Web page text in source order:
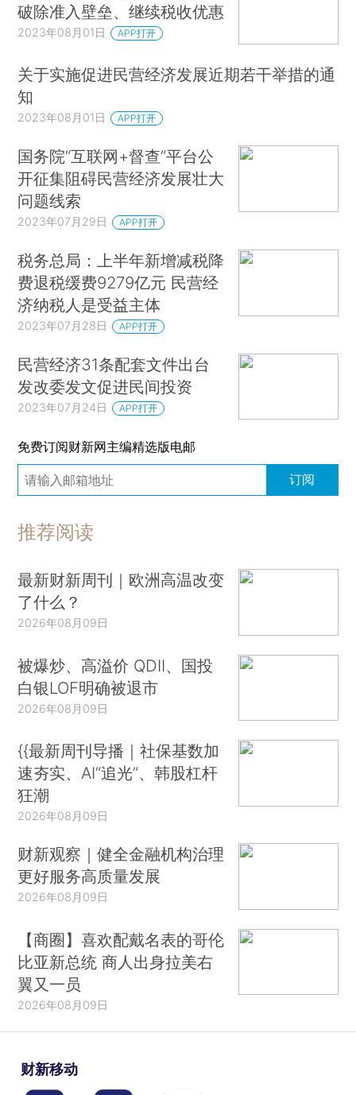
破除准入壁垒、继续税收优惠
2023年08月01日 APP打开
关于实施促进民营经济发展近期若干举措的通
知
2023年08月01日 APP打开
国务院“互联网+督查”平台公
开征集阻碍民营经济发展壮大
问题线索
2023年07月29日 APP打开
税务总局：上半年新增减税降
费退税缓费9279亿元 民营经
济纳税人是受益主体
2023年07月28日 APP打开
民营经济31条配套文件出台
发改委发文促进民间投资
2023年07月24日 APP打开
免费订阅财新网主编精选版电邮
订阅
推荐阅读
最新财新周刊｜欧洲高温改变
了什么？
2026年08月09日
被爆炒、高溢价 QDII、国投
白银LOF明确被退市
2026年08月09日
{{最新周刊导播｜社保基数加
速夯实、AI“追光”、韩股杠杆
狂潮
2026年08月09日
财新观察｜健全金融机构治理
更好服务高质量发展
2026年08月09日
【商圈】喜欢配戴名表的哥伦
比亚新总统 商人出身拉美右
翼又一员
2026年08月09日
财新移动